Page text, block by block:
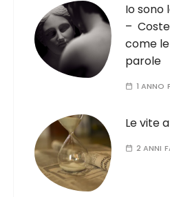
Io sono
–
come
parole
1 ANNO
Le vite
2 ANNI